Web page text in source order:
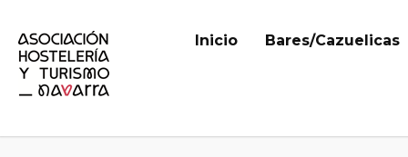
Inicio Bares/Cazuelicas